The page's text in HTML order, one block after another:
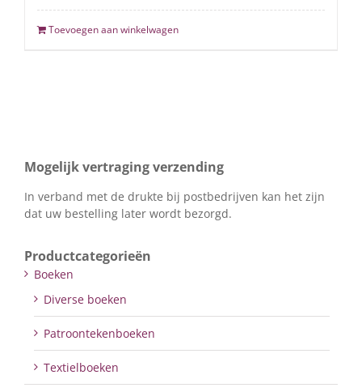
Toevoegen aan winkelwagen
Mogelijk vertraging verzending
In verband met de drukte bij postbedrijven kan het zijn
dat uw bestelling later wordt bezorgd.
Productcategorieën
Boeken
Diverse boeken
Patroontekenboeken
Textielboeken